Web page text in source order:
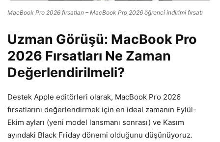
MacBook Pro 2026 fırsatları – MacBook Pro 2026 öğrenci indirimi fırsatı
Uzman Görüşü: MacBook Pro
2026 Fırsatları Ne Zaman
Değerlendirilmeli?
Destek Apple editörleri olarak, MacBook Pro 2026
fırsatlarını değerlendirmek için en ideal zamanın Eylül-
Ekim ayları (yeni model lansmanı sonrası) ve Kasım
ayındaki Black Friday dönemi olduğunu düşünüyoruz.